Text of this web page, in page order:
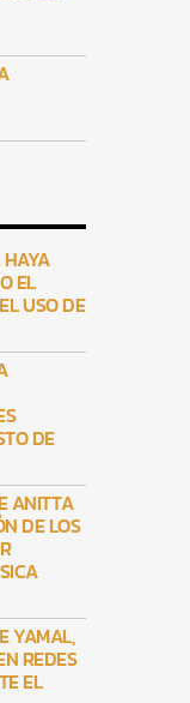
EL
USO DE
DE
ANITTA
DE LOS
YAMAL,
REDES
EL